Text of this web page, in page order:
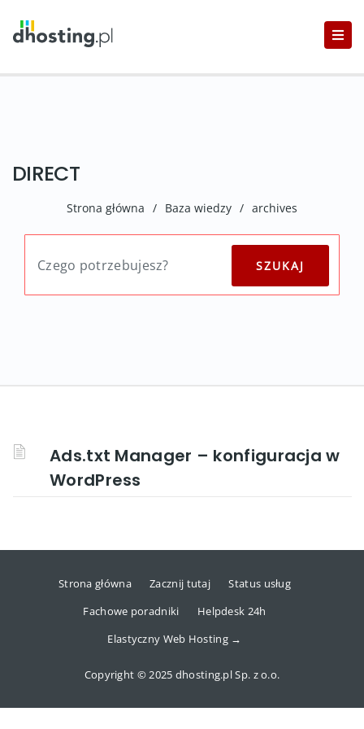
DIRECT
Strona główna / Baza wiedzy / archives
Ads.txt Manager – konfiguracja w
WordPress
Strona główna Zacznij tutaj
Status usług
Fachowe poradniki
Helpdesk 24h
Elastyczny Web Hosting →
Copyright © 2025 dhosting.pl Sp. z o.o.